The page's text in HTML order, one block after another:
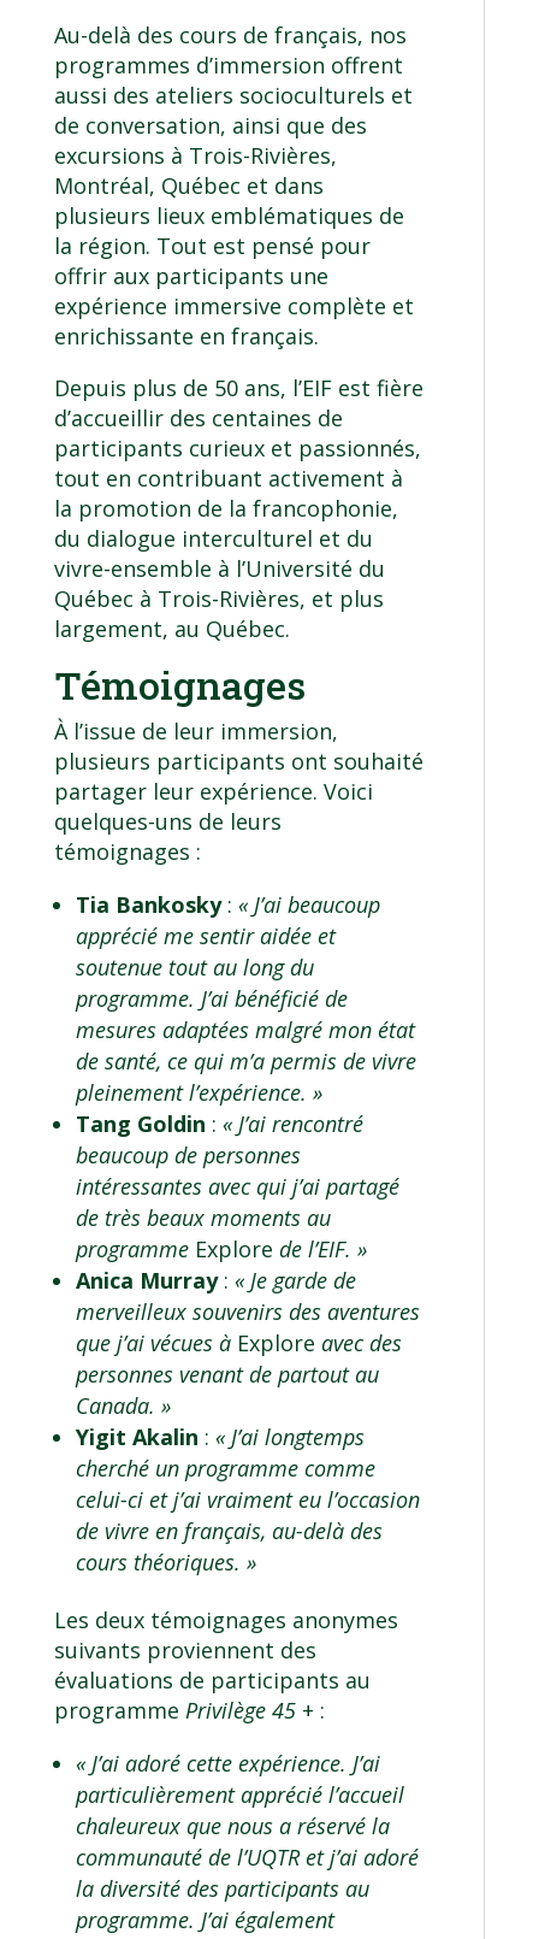
Au-delà des cours de français, nos
programmes d’immersion offrent
aussi des ateliers socioculturels et
de conversation, ainsi que des
excursions à Trois-Rivières,
Montréal, Québec et dans
plusieurs lieux emblématiques de
la région. Tout est pensé pour
offrir aux participants une
expérience immersive complète et
enrichissante en français.
Depuis plus de 50 ans, l’EIF est fière
d’accueillir des centaines de
participants curieux et passionnés,
tout en contribuant activement à
la promotion de la francophonie,
du dialogue interculturel et du
vivre-ensemble à l’Université du
Québec à Trois-Rivières, et plus
largement, au Québec.
Témoignages
À l’issue de leur immersion,
plusieurs participants ont souhaité
partager leur expérience. Voici
quelques-uns de leurs
témoignages :
Tia Bankosky : « J’ai beaucoup
apprécié me sentir aidée et
soutenue tout au long du
programme. J’ai bénéficié de
mesures adaptées malgré mon état
de santé, ce qui m’a permis de vivre
pleinement l’expérience. »
Tang Goldin : « J’ai rencontré
beaucoup de personnes
intéressantes avec qui j’ai partagé
de très beaux moments au
programme Explore de l’EIF. »
Anica Murray : « Je garde de
merveilleux souvenirs des aventures
que j’ai vécues à Explore avec des
personnes venant de partout au
Canada. »
Yigit Akalin : « J’ai longtemps
cherché un programme comme
celui-ci et j’ai vraiment eu l’occasion
de vivre en français, au-delà des
cours théoriques. »
Les deux témoignages anonymes
suivants proviennent des
évaluations de participants au
programme Privilège 45+ :
« J’ai adoré cette expérience. J’ai
particulièrement apprécié l’accueil
chaleureux que nous a réservé la
communauté de l’UQTR et j’ai adoré
la diversité des participants au
programme. J’ai également